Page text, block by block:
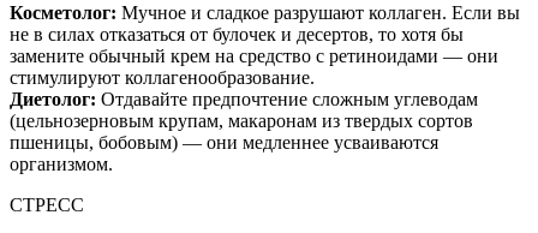
Косметолог: Мучное и сладкое разрушают коллаген. Если вы
не в силах отказаться от булочек и десертов, то хотя бы
замените обычный крем на средство с ретиноидами — они
стимулируют коллагенообразование.
Диетолог: Отдавайте предпочтение сложным углеводам
(цельнозерновым крупам, макаронам из твердых сортов
пшеницы, бобовым) — они медленнее усваиваются
организмом.
СТРЕСС